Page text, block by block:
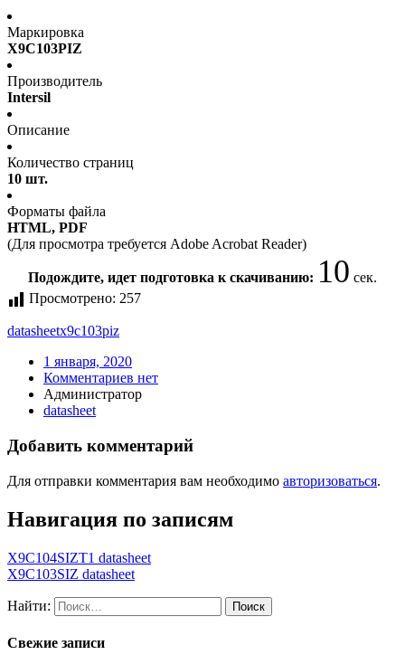
Маркировка
X9C103PIZ
Производитель
Intersil
Описание
Количество страниц
10 шт.
Форматы файла
HTML, PDF
(Для просмотра требуется Adobe Acrobat Reader)
Подождите, идет подготовка к скачиванию: 10 сек.
Просмотрено: 257
datasheetx9c103piz
1 января, 2020
Комментариев нет
Администратор
datasheet
Добавить комментарий
Для отправки комментария вам необходимо авторизоваться.
Навигация по записям
X9C104SIZT1 datasheet
X9C103SIZ datasheet
Найти:
Свежие записи